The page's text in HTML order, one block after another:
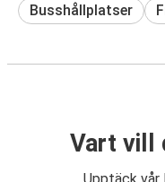
Busshållplatser
Vart vill